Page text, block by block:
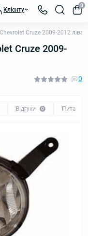
Клієнту
0
Cruze 2009-2012 ліва
Cruze 2009-
0
Відгуки 0 Питання